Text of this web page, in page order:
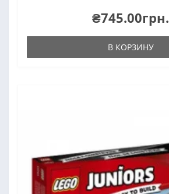
₴745.00грн.
В КОРЗИНУ